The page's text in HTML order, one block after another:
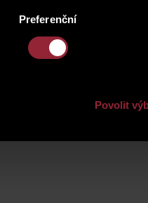
Preferenční
Povolit